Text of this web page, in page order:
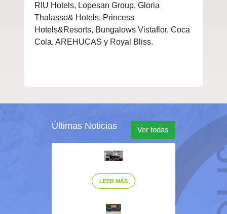
RIU Hotels, Lopesan Group, Gloria
Thalasso& Hotels, Princess
Hotels&Resorts, Bungalows Vistaflor, Coca
Cola, AREHUCAS y Royal Bliss.
Últimas Noticias Ver todas
LEER MÁS